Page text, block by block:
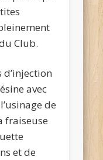
Club.
avec
de
fraiseuse
et de